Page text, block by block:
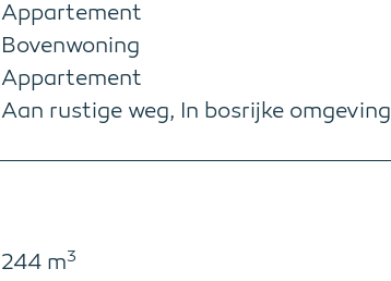
Appartement
Bovenwoning
Appartement
Aan rustige weg, In bosrijke omgeving
244 m3